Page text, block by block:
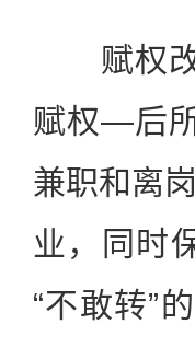
赋权改
赋权—后
兼职和离
业，同时
“不敢转”